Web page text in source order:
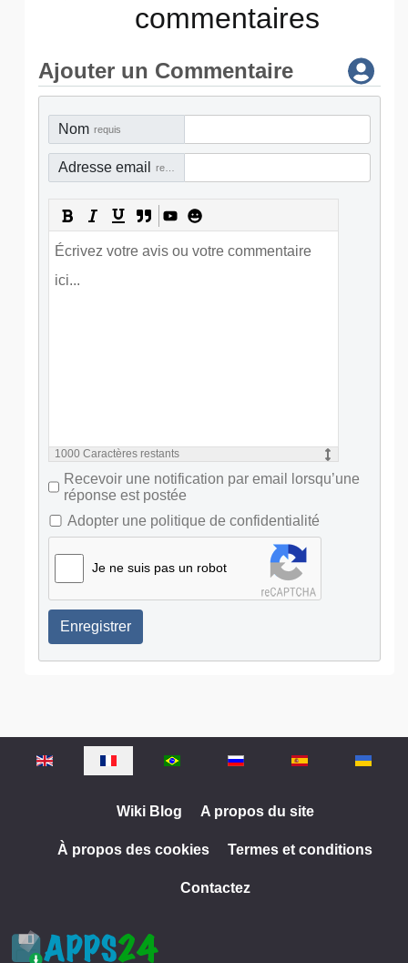
commentaires
Ajouter un Commentaire
Nom requis
Adresse email
1000 Caractères restants
Recevoir une notification par email lorsqu’une
réponse est postée
Adopter une politique de confidentialité
Je ne suis pas un robot
Enregistrer
Sélectionnez votre langue
Wiki Blog A propos du site
À propos des cookies Termes et conditions
Contactez